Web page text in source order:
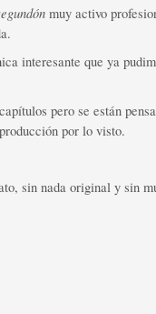
muy activo
interesante que ya
capítulos pero se están
por lo visto.
sin nada original y sin